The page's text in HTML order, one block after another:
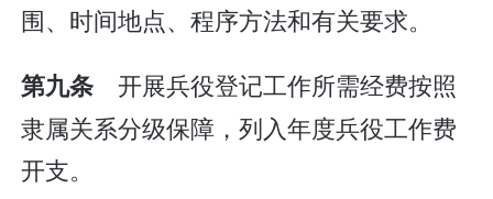
围、时间地点、程序方法和有关要求。
第九条开展兵役登记工作所需经费按照
隶属关系分级保障，列入年度兵役工作费
开支。